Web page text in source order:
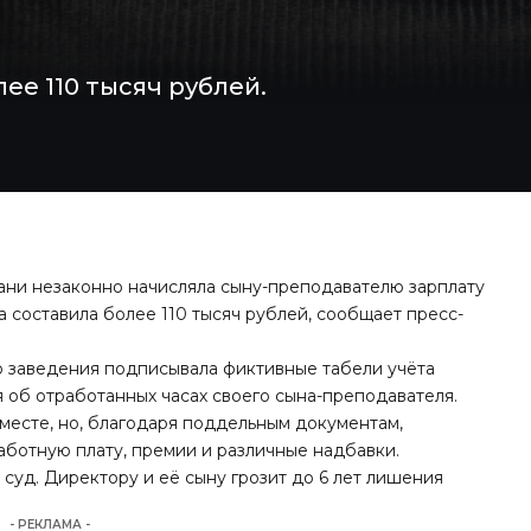
110 тысяч рублей.
незаконно начисляла сыну-преподавателю зарплату
более 110 тысяч рублей, сообщает пресс-
подписывала фиктивные табели учёта
отработанных часах своего сына-преподавателя.
но, благодаря поддельным документам,
плату, премии и различные надбавки.
Директору и её сыну грозит до 6 лет лишения
- РЕКЛАМА -